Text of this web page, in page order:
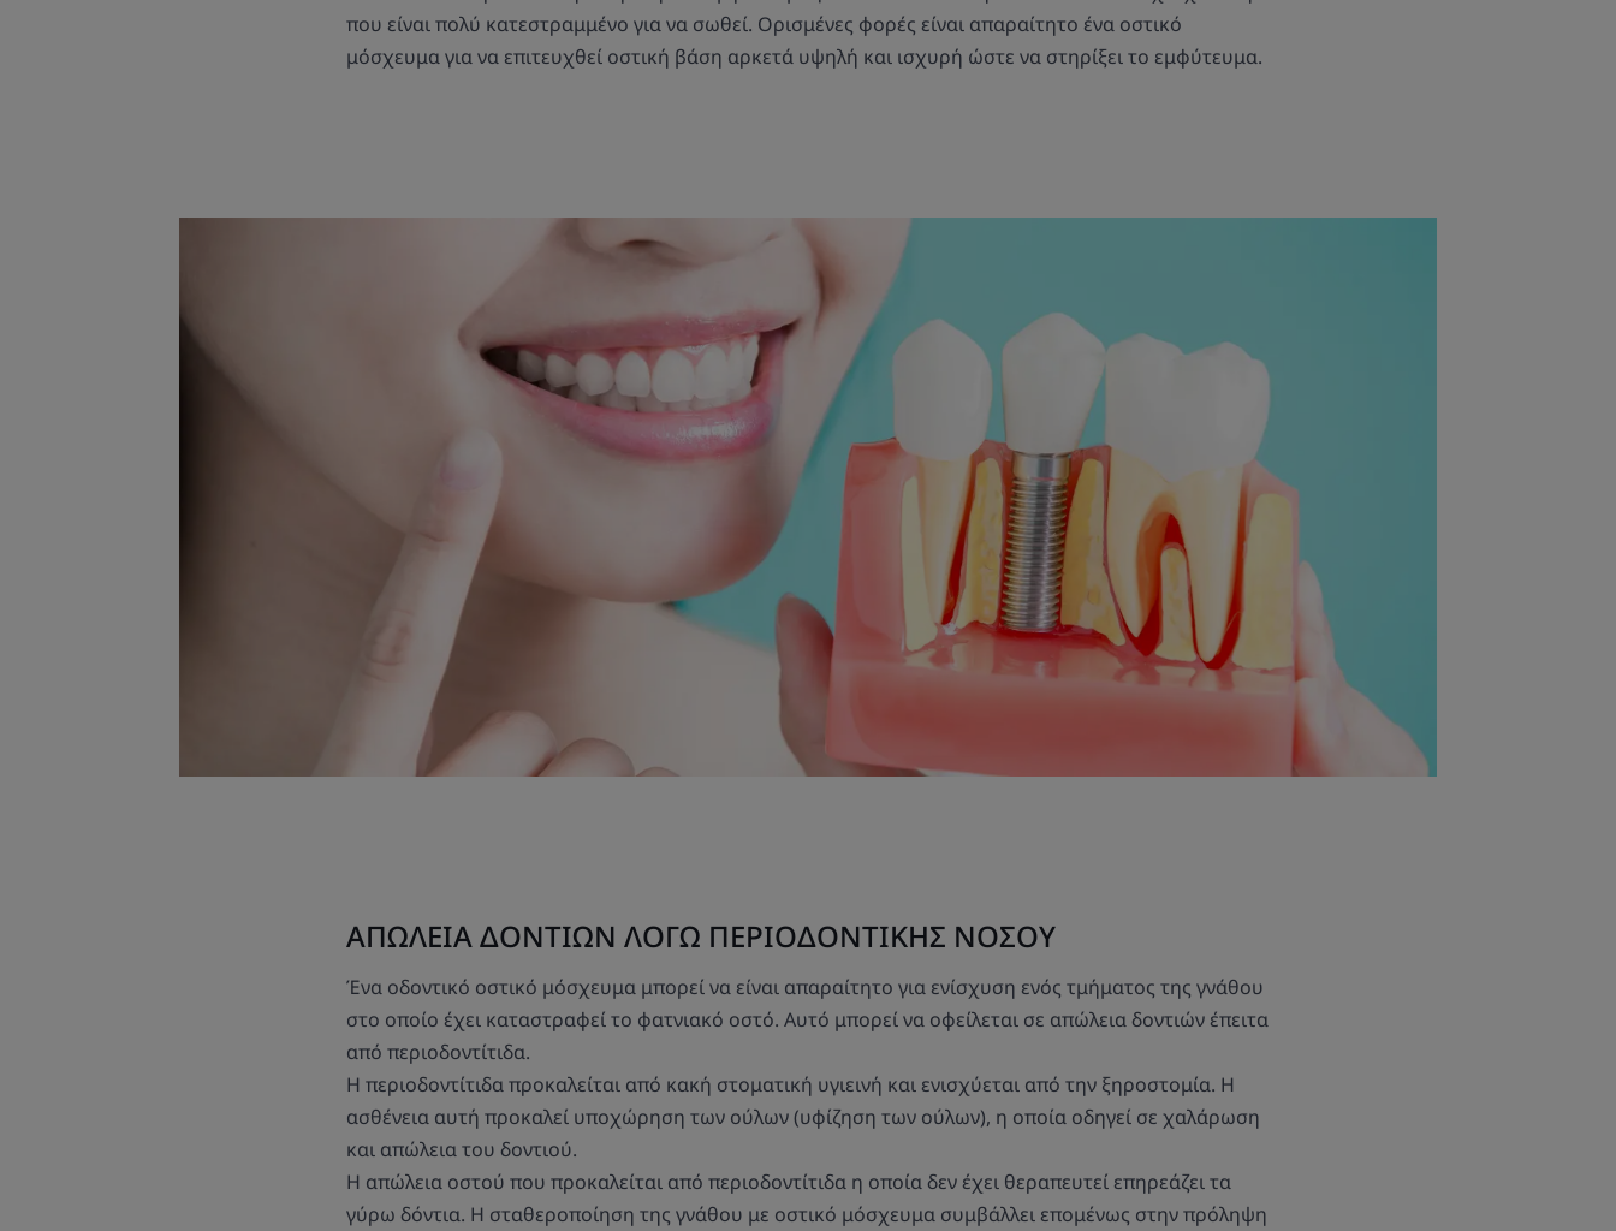
που είναι πολύ κατεστραμμένο για να σωθεί. Ορισμένες φορές είναι απαραίτητο ένα οστικό
μόσχευμα για να επιτευχθεί οστική βάση αρκετά υψηλή και ισχυρή ώστε να στηρίξει το εμφύτευμα.
ΑΠΩΛΕΙΑ ΔΟΝΤΙΩΝ ΛΟΓΩ ΠΕΡΙΟΔΟΝΤΙΚΗΣ ΝΟΣΟΥ
Ένα οδοντικό οστικό μόσχευμα μπορεί να είναι απαραίτητο για ενίσχυση ενός τμήματος της γνάθου
στο οποίο έχει καταστραφεί το φατνιακό οστό. Αυτό μπορεί να οφείλεται σε απώλεια δοντιών έπειτα
από περιοδοντίτιδα.
Η περιοδοντίτιδα προκαλείται από κακή στοματική υγιεινή και ενισχύεται από την ξηροστομία. Η
ασθένεια αυτή προκαλεί υποχώρηση των ούλων (υφίζηση των ούλων), η οποία οδηγεί σε χαλάρωση
και απώλεια του δοντιού.
Η απώλεια οστού που προκαλείται από περιοδοντίτιδα η οποία δεν έχει θεραπευτεί επηρεάζει τα
γύρω δόντια. Η σταθεροποίηση της γνάθου με οστικό μόσχευμα συμβάλλει επομένως στην πρόληψη